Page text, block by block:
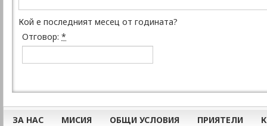
Кой е последният месец от годината?
Отговор: *
ЗА НАС МИСИЯ ОБЩИ УСЛОВИЯ ПРИЯТЕЛИ